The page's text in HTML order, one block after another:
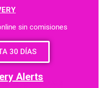
sin comisiones
30 DÍAS
Alerts